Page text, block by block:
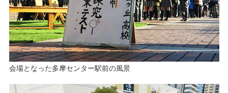
会場となった多摩センター駅前の風景